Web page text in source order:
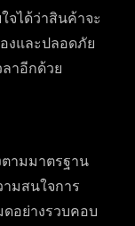
จได้ว่าสินค้าจะ
งและปลอดภัย
าอีกด้วย
ตามมาตรฐาน
มสนใจการ
อย่างรวบคอบ